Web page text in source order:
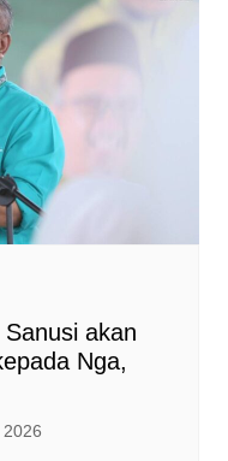
Sanusi akan
Nga,